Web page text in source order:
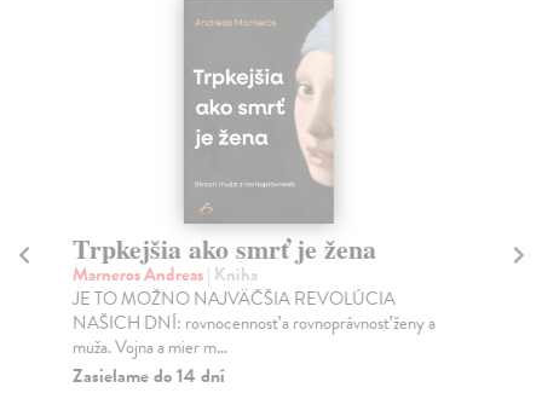
Trpkejšia ako smrť je žena
Marneros Andreas| Kniha
JE TO MOŽNO NAJVÄČŠIA REVOLÚCIA
NAŠICH DNÍ: rovnocennosť a rovnoprávnosť ženy a
muža. Vojna a mier m...
Zasielame do 14 dní